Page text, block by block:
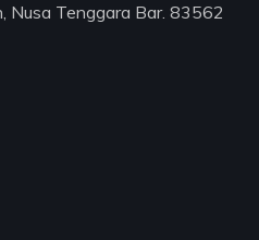
Nusa Tenggara Bar. 83562